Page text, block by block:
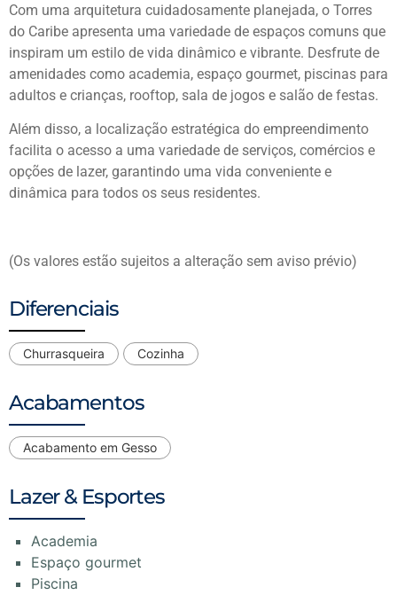
Com uma arquitetura cuidadosamente planejada, o Torres
do Caribe apresenta uma variedade de espaços comuns que
inspiram um estilo de vida dinâmico e vibrante. Desfrute de
amenidades como academia, espaço gourmet, piscinas para
adultos e crianças, rooftop, sala de jogos e salão de festas.
Além disso, a localização estratégica do empreendimento
facilita o acesso a uma variedade de serviços, comércios e
opções de lazer, garantindo uma vida conveniente e
dinâmica para todos os seus residentes.
(Os valores estão sujeitos a alteração sem aviso prévio)
Diferenciais
Churrasqueira Cozinha
Acabamentos
Acabamento em Gesso
Lazer & Esportes
Academia
Espaço gourmet
Piscina